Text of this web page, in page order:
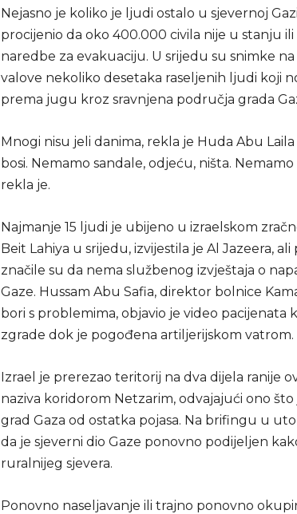
Nejasno je koliko je ljudi ostalo u sjevernoj
procijenio da oko 400.000 civila nije u stanju ili
naredbe za evakuaciju. U srijedu su snimke
valove nekoliko desetaka raseljenih ljudi koji
prema jugu kroz sravnjena područja grada
Mnogi nisu jeli danima, rekla je Huda Abu Laila
bosi. Nemamo sandale, odjeću, ništa.
rekla je.
Najmanje 15 ljudi je ubijeno u izraelskom
Beit Lahiya u srijedu, izvijestila je Al Jazeera,
značile su da nema službenog izvještaja o
Gaze. Hussam Abu Safia, direktor bolnice
bori s problemima, objavio je video pacijenata
zgrade dok je pogođena artiljerijskom vatrom.
Izrael je prerezao teritorij na dva dijela ranije
naziva koridorom Netzarim, odvajajući ono
grad Gaza od ostatka pojasa. Na brifingu u
da je sjeverni dio Gaze ponovno podijeljen
ruralnijeg sjevera.
Ponovno naseljavanje ili trajno ponovno